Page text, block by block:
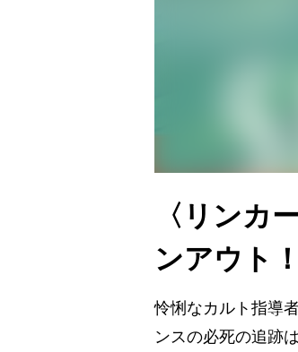
〈リンカ
ンアウト！
怜悧なカルト指導
ンスの必死の追跡